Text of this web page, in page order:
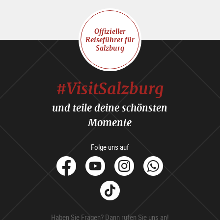
Offizieller
Reiseführer für
Salzburg
#VisitSalzburg
und teile deine schönsten
Momente
Folge uns auf
facebook
YoutubeInstagram
Tik
Haben Sie Fragen? Dann rufen Sie uns an!